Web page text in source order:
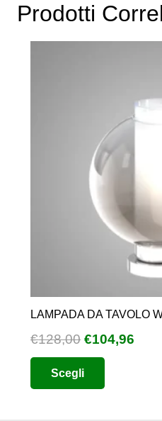
Prodotti
LAMPADA DA TAVOLO
€128,00 Il
prezzo
originale
era:
€104,96
Scegli